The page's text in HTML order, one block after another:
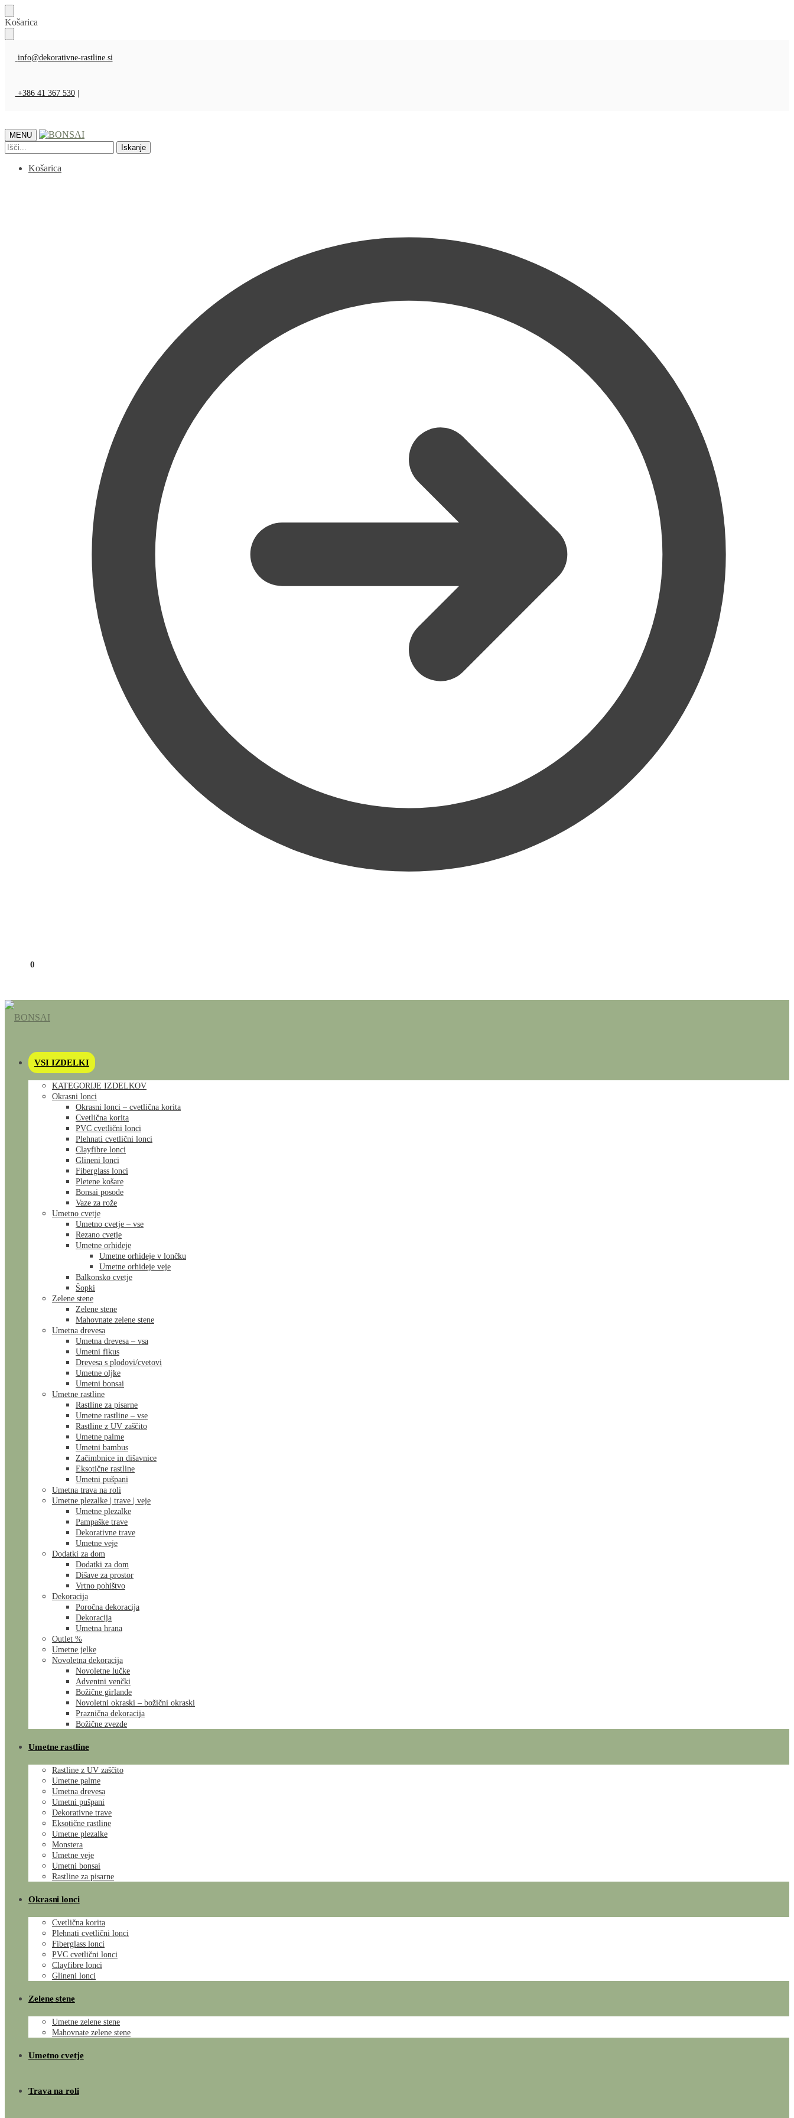
Košarica
info@dekorativne-rastline.si
+386 41 367 530|
MENU
Iskanje
Košarica
0
VSI IZDELKI
KATEGORIJE IZDELKOV
Okrasni lonci
Okrasni lonci – cvetlična korita
Cvetlična korita
PVC cvetlični lonci
Plehnati cvetlični lonci
Clayfibre lonci
Glineni lonci
Fiberglass lonci
Pletene košare
Bonsai posode
Vaze za rože
Umetno cvetje
Umetno cvetje – vse
Rezano cvetje
Umetne orhideje
Umetne orhideje v lončku
Umetne orhideje veje
Balkonsko cvetje
Šopki
Zelene stene
Zelene stene
Mahovnate zelene stene
Umetna drevesa
Umetna drevesa – vsa
Umetni fikus
Drevesa s plodovi/cvetovi
Umetne oljke
Umetni bonsai
Umetne rastline
Rastline za pisarne
Umetne rastline – vse
Rastline z UV zaščito
Umetne palme
Umetni bambus
Začimbnice in dišavnice
Eksotične rastline
Umetni pušpani
Umetna trava na roli
Umetne plezalke | trave | veje
Umetne plezalke
Pampaške trave
Dekorativne trave
Umetne veje
Dodatki za dom
Dodatki za dom
Dišave za prostor
Vrtno pohištvo
Dekoracija
Poročna dekoracija
Dekoracija
Umetna hrana
Outlet %
Umetne jelke
Novoletna dekoracija
Novoletne lučke
Adventni venčki
Božične girlande
Novoletni okraski – božični okraski
Praznična dekoracija
Božične zvezde
Umetne rastline
Rastline z UV zaščito
Umetne palme
Umetna drevesa
Umetni pušpani
Dekorativne trave
Eksotične rastline
Umetne plezalke
Monstera
Umetne veje
Umetni bonsai
Rastline za pisarne
Okrasni lonci
Cvetlična korita
Plehnati cvetlični lonci
Fiberglass lonci
PVC cvetlični lonci
Clayfibre lonci
Glineni lonci
Zelene stene
Umetne zelene stene
Mahovnate zelene stene
Umetno cvetje
Trava na roli